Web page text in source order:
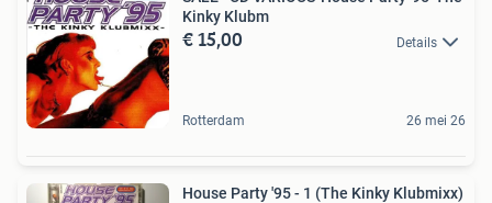
Kinky Klubm
€ 15,00 Details
Rotterdam 26 mei 26
House Party '95 - 1 (The Kinky Klubmixx)